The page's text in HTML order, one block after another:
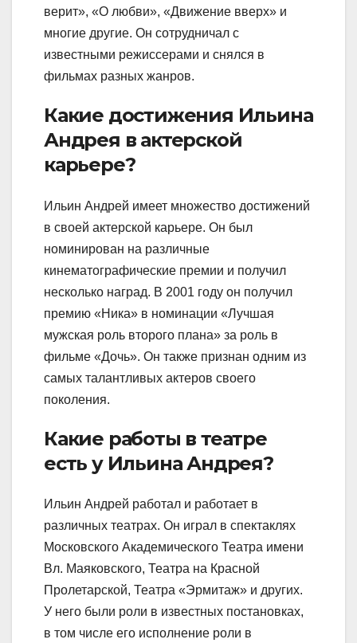
верит», «О любви», «Движение вверх» и
многие другие. Он сотрудничал с
известными режиссерами и снялся в
фильмах разных жанров.
Какие достижения Ильина
Андрея в актерской
карьере?
Ильин Андрей имеет множество достижений
в своей актерской карьере. Он был
номинирован на различные
кинематографические премии и получил
несколько наград. В 2001 году он получил
премию «Ника» в номинации «Лучшая
мужская роль второго плана» за роль в
фильме «Дочь». Он также признан одним из
самых талантливых актеров своего
поколения.
Какие работы в театре
есть у Ильина Андрея?
Ильин Андрей работал и работает в
различных театрах. Он играл в спектаклях
Московского Академического Театра имени
Вл. Маяковского, Театра на Красной
Пролетарской, Театра «Эрмитаж» и других.
У него были роли в известных постановках,
в том числе его исполнение роли в